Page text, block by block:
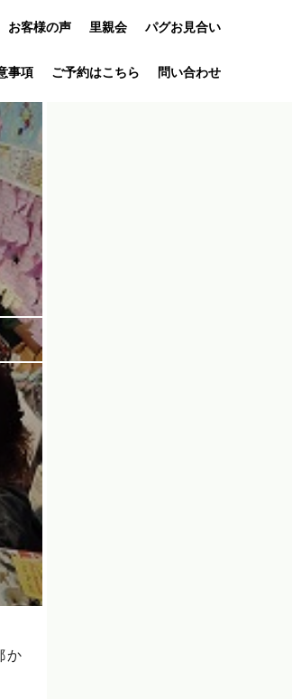
お客様の声 里親会 パグお見合い
事項 ご予約はこちら 問い合わせ
か